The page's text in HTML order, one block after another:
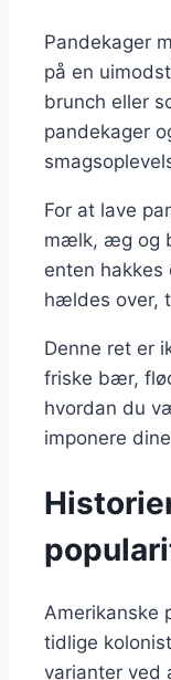
Pandekager
på en
brunch eller
pandekager
For at lave
mælk, æg og
enten hakkes
hældes over,
Denne ret er
friske bær,
hvordan du
imponere
Amerikanske
tidlige
varianter ved